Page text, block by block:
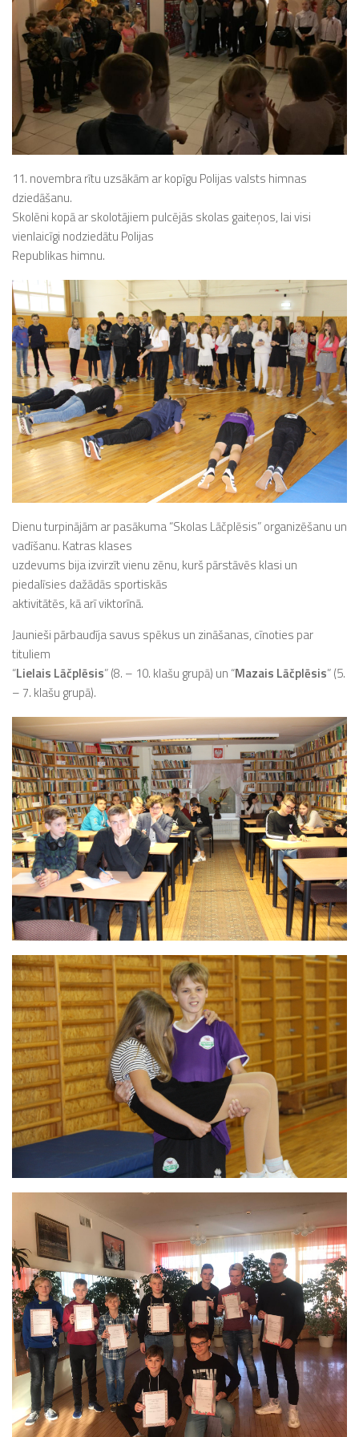
11. novembra rītu uzsākām ar kopīgu Polijas valsts himnas
dziedāšanu.
Skolēni kopā ar skolotājiem pulcējās skolas gaiteņos, lai visi
vienlaicīgi nodziedātu Polijas
Republikas himnu.
Dienu turpinājām ar pasākuma “Skolas Lāčplēsis” organizēšanu un
vadīšanu. Katras klases
uzdevums bija izvirzīt vienu zēnu, kurš pārstāvēs klasi un
piedalīsies dažādās sportiskās
aktivitātēs, kā arī viktorīnā.
Jaunieši pārbaudīja savus spēkus un zināšanas, cīnoties par
tituliem
“Lielais Lāčplēsis” (8. – 10. klašu grupā) un “Mazais Lāčplēsis” (5.
– 7. klašu grupā).